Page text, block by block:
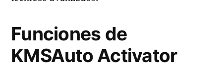
Funciones de
KMSAuto Activator